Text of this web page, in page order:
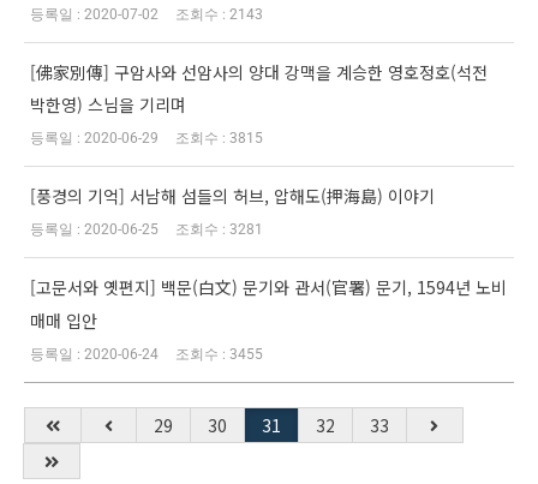
2020-07-02 2143
[佛家別傳] 구암사와 선암사의 양대 강맥을 계승한 영호정호(석전
박한영) 스님을 기리며
2020-06-29 3815
[풍경의 기억] 서남해 섬들의 허브, 압해도(押海島) 이야기
2020-06-25 3281
[고문서와 옛편지] 백문(白文) 문기와 관서(官署) 문기, 1594년 노비
매매 입안
2020-06-24 3455
29 30 31 32 33